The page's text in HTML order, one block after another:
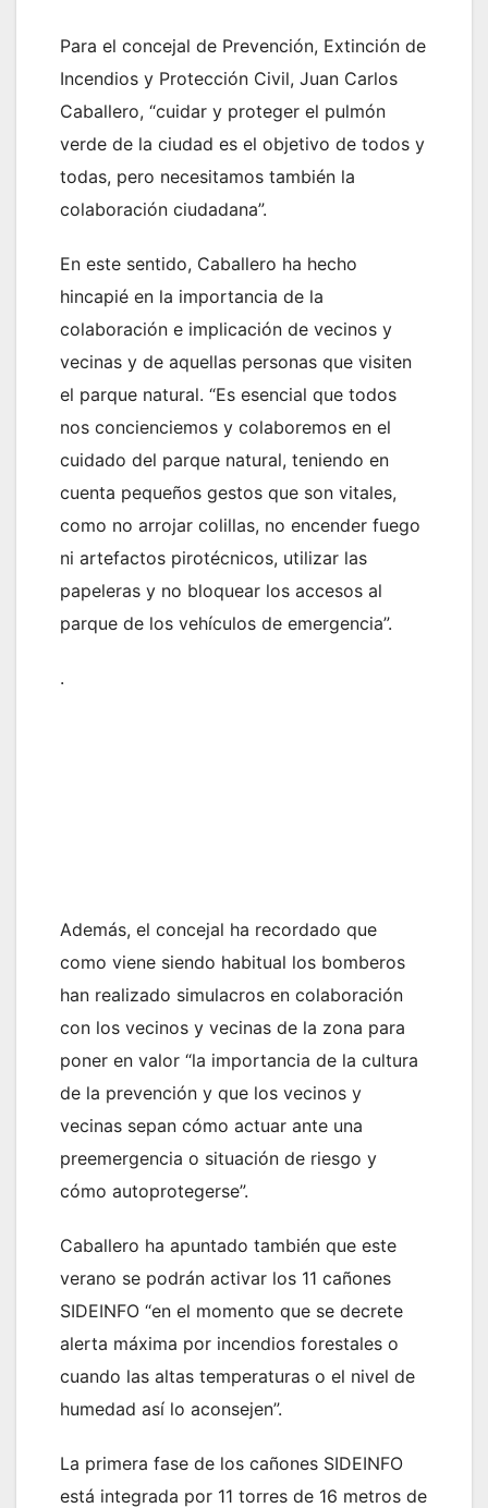
Para el concejal de Prevención, Extinción de
Incendios y Protección Civil, Juan Carlos
Caballero, “cuidar y proteger el pulmón
verde de la ciudad es el objetivo de todos y
todas, pero necesitamos también la
colaboración ciudadana”.
En este sentido, Caballero ha hecho
hincapié en la importancia de la
colaboración e implicación de vecinos y
vecinas y de aquellas personas que visiten
el parque natural. “Es esencial que todos
nos concienciemos y colaboremos en el
cuidado del parque natural, teniendo en
cuenta pequeños gestos que son vitales,
como no arrojar colillas, no encender fuego
ni artefactos pirotécnicos, utilizar las
papeleras y no bloquear los accesos al
parque de los vehículos de emergencia”.
.
Además, el concejal ha recordado que
como viene siendo habitual los bomberos
han realizado simulacros en colaboración
con los vecinos y vecinas de la zona para
poner en valor “la importancia de la cultura
de la prevención y que los vecinos y
vecinas sepan cómo actuar ante una
preemergencia o situación de riesgo y
cómo autoprotegerse”.
Caballero ha apuntado también que este
verano se podrán activar los 11 cañones
SIDEINFO “en el momento que se decrete
alerta máxima por incendios forestales o
cuando las altas temperaturas o el nivel de
humedad así lo aconsejen”.
La primera fase de los cañones SIDEINFO
está integrada por 11 torres de 16 metros de